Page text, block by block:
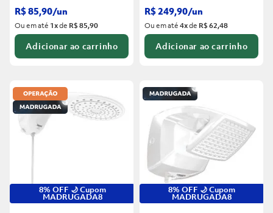
R$85,90/un
Ou em até 1xde R$ 85,90
Adicionar ao carrinho
R$249,90/un
Ou em até4xde R$ 62,48
Adicionar ao carrinho
8% OFF 🌙 Cupom
MADRUGADA8
8% OFF 🌙 Cupom
MADRUGADA8